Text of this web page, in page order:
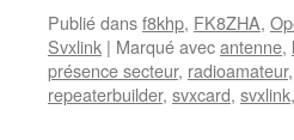
Publié dansf8khp, FK8ZHA,
Svxlink | Marqué avecantenne,
présence secteur, radioamateur,
repeaterbuilder, svxcard, svxlink,